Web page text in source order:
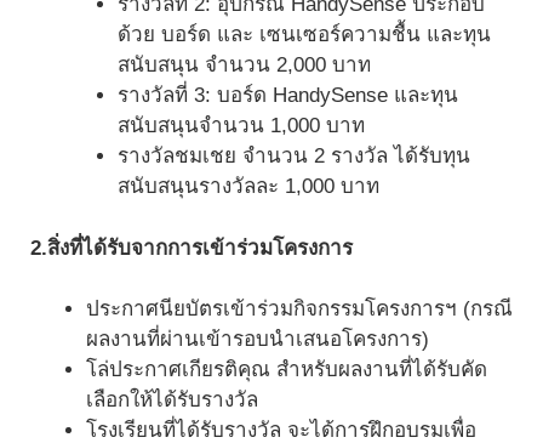
ด้วย บอร์ด และ เซนเซอร์ความชื้น และทุน
สนับสนุน จำนวน 2,000 บาท
รางวัลที่ 3: บอร์ด HandySense และทุน
สนับสนุนจำนวน 1,000 บาท
รางวัลชมเชย จำนวน 2 รางวัล ได้รับทุน
สนับสนุนรางวัลละ 1,000 บาท
2.สิ่งที่ได้รับจากการเข้าร่วมโครงการ
ประกาศนียบัตรเข้าร่วมกิจกรรมโครงการฯ (กรณี
ผลงานที่ผ่านเข้ารอบนำเสนอโครงการ)
โล่ประกาศเกียรติคุณ สำหรับผลงานที่ได้รับคัด
เลือกให้ได้รับรางวัล
โรงเรียนที่ได้รับรางวัล จะได้การฝึกอบรมเพื่อ